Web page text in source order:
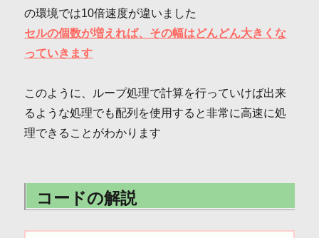
の環境では10倍速度が違いました
セルの個数が増えれば、その幅はどんどん大きくな
っていきます
このように、ループ処理で計算を行っていけば出来
るような処理でも配列を使用すると非常に高速に処
理できることがわかります
コードの解説